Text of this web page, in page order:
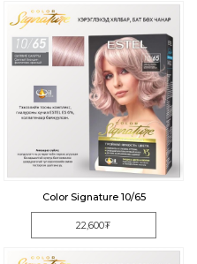
Color Signature 10/65
22,600₮